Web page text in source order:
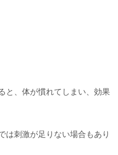
と、体が慣れてしまい、効果
は刺激が足りない場合もあり